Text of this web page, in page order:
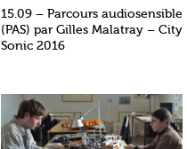
15.09 – Parcours audiosensible
(PAS) par Gilles Malatray – City
Sonic 2016